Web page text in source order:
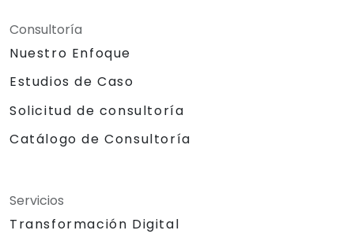
Consultoría
Nuestro Enfoque
Estudios de Caso
Solicitud de consultoría
Catálogo de Consultoría
Servicios
Transformación Digital